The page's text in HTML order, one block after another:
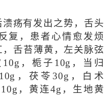
疡有发出之势，舌头
复，患者心情愈发烦
舌苔薄黄，左关脉弦
，栀子10g，当归
，茯苓30g，白术
，黄连4g，生地黄